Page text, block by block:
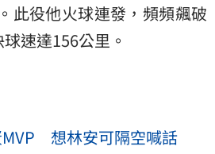
此役他火球連發，頻頻飆破
速達156公里。
想林安可隔空喊話